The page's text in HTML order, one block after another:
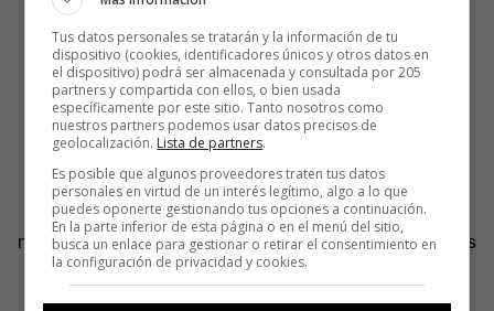
Dentro deSecond Chance, materiales como restos de
envases metálicos de helados, equipos de salvamento
marítimo desechados, bolsas térmicas, cuerdas y chalecos
salvavidas encuentran una segunda oportunidad de ser
Tus datos personales se tratarán y la información de tu
dispositivo (cookies, identificadores únicos y otros datos en
el dispositivo) podrá ser almacenada y consultada por 205
partners y compartida con ellos, o bien usada
específicamente por este sitio. Tanto nosotros como
nuestros partners podemos usar datos precisos de
geolocalización. Lista de partners.
Es posible que algunos proveedores traten tus datos
personales en virtud de un interés legítimo, algo a lo que
puedes oponerte gestionando tus opciones a continuación.
En la parte inferior de esta página o en el menú del sitio,
busca un enlace para gestionar o retirar el consentimiento en
la configuración de privacidad y cookies.